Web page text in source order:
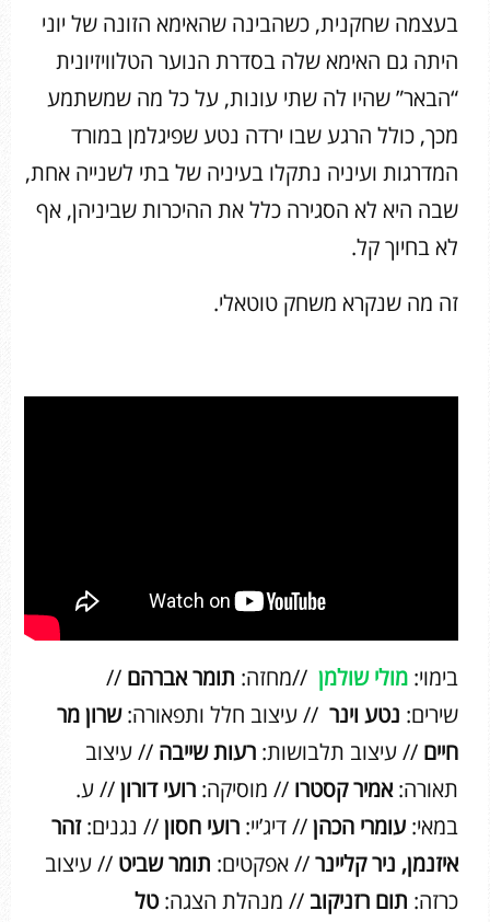
בעצמה שחקנית, כשהבינה שהאימא הזונה של יוני
היתה גם האימא שלה בסדרת הנוער הטלוויזיונית
“הבאר” שהיו לה שתי עונות, על כל מה שמשתמע
מכך, כולל הרגע שבו ירדה נטע שפיגלמן במורד
המדרגות ועיניה נתקלו בעיניה של בתי לשנייה אחת,
שבה היא לא הסגירה כלל את ההיכרות שביניהן, אף
לא בחיוך קל.
זה מה שנקרא משחק טוטאלי.
בימוי: מולי שולמן //מחזה: תומר אברהם //
שירים: נטע וינר // עיצוב חלל ותפאורה:שרון מר
חיים // עיצוב תלבושות: רעות שייבה // עיצוב
תאורה:אמיר קסטרו // מוסיקה: רועי דורון// ע.
במאי: עומרי הכהן// דיג’יי: רועי חסון// נגנים:זהר
איזנמן, ניר קליינר// אפקטים: תומר שביט // עיצוב
כרזה: תום רזניקוב // מנהלת הצגה:טל